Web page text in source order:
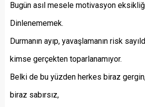
Bugün asıl mesele motivasyon
Dinlenememek.
Durmanın ayıp, yavaşlamanın risk
kimse gerçekten toparlanamıyor.
Belki de bu yüzden herkes biraz
biraz sabırsız,